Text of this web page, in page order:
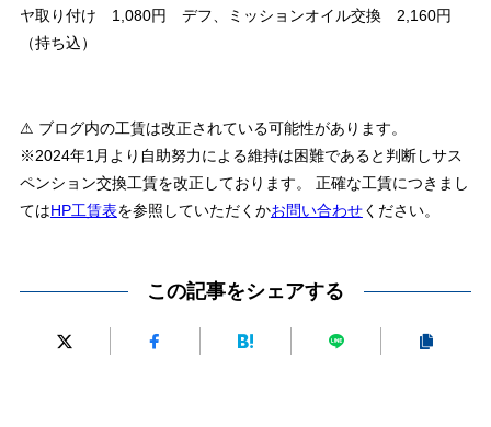
ヤ取り付け 1,080円 デフ、ミッションオイル交換 2,160円
（持ち込）
⚠ ブログ内の工賃は改正されている可能性があります。
※2024年1月より自助努力による維持は困難であると判断しサス
ペンション交換工賃を改正しております。 正確な工賃につきまし
てはHP工賃表を参照していただくかお問い合わせください。
この記事をシェアする